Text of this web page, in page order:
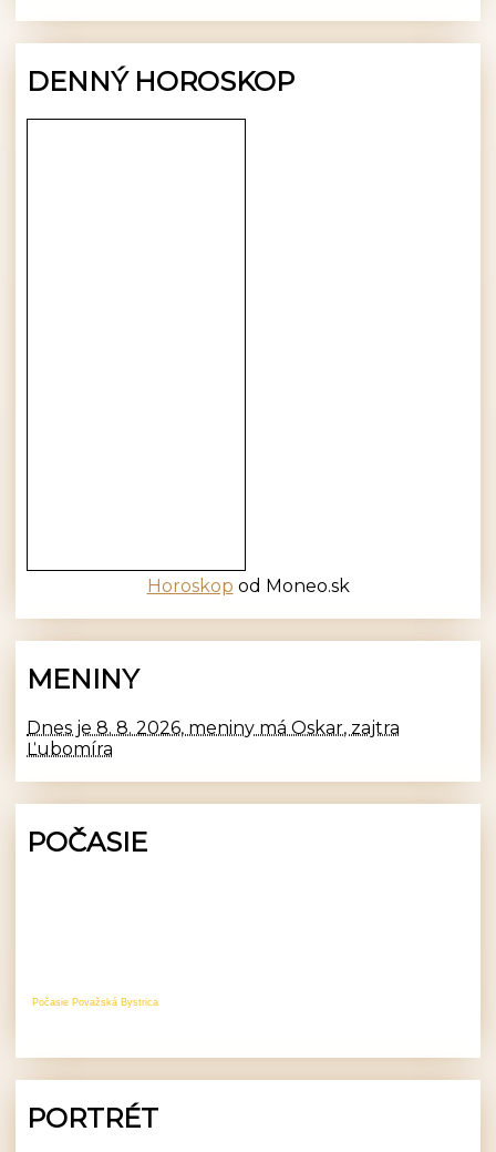
DENNÝ HOROSKOP
Horoskop od Moneo.sk
MENINY
Dnes je 8. 8. 2026, meniny má Oskar, zajtra
Ľubomíra
POČASIE
Počasie Považská Bystrica
PORTRÉT